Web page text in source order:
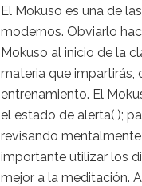
El Mokuso es una de
modernos. Obviarlo
Mokuso al inicio de la
materia que impartirás,
entrenamiento. El
el estado de alerta(,);
revisando
importante utilizar los
mejor a la meditación.